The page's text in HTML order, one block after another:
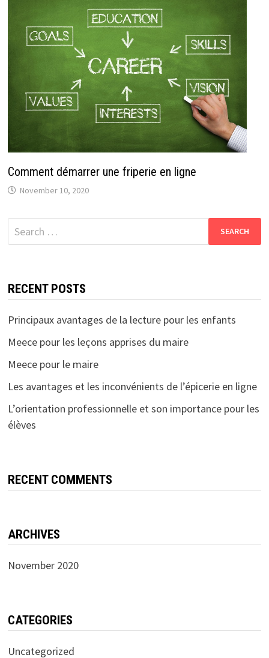
Comment démarrer une friperie en ligne
November 10, 2020
Search
for:
RECENT POSTS
Principaux avantages de la lecture pour les enfants
Meece pour les leçons apprises du maire
Meece pour le maire
Les avantages et les inconvénients de l’épicerie en ligne
L’orientation professionnelle et son importance pour les
élèves
RECENT COMMENTS
ARCHIVES
November 2020
CATEGORIES
Uncategorized